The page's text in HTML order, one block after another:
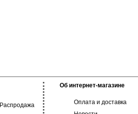
Распродажа
Об интернет-магазине
Оплата и доставка